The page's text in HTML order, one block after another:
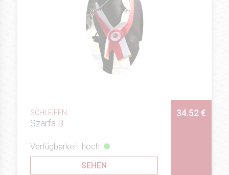
SCHLEIFEN
Szarfa B
34.52 €
Verfügbarkeit: hoch
SEHEN